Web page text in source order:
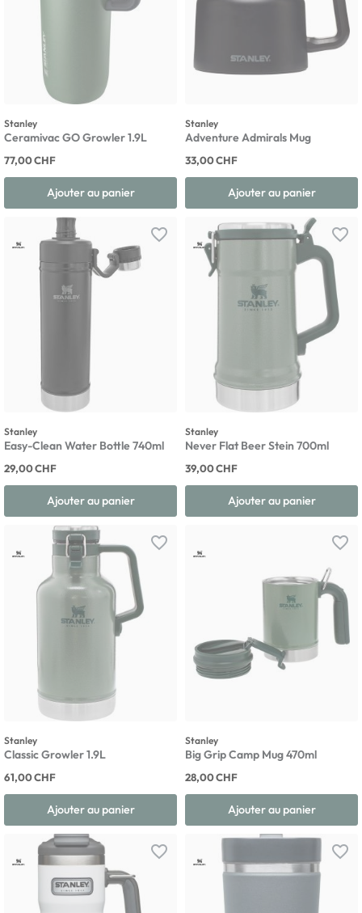
Stanley
Ceramivac GO Growler 1.9L
77,00 CHF
Ajouter au panier
Stanley
Adventure Admirals Mug
33,00 CHF
Ajouter au panier
favorite_border
Stanley
Easy-Clean Water Bottle 740ml
29,00 CHF
Ajouter au panier
favorite_border
Stanley
Never Flat Beer Stein 700ml
39,00 CHF
Ajouter au panier
favorite_border
Stanley
Classic Growler 1.9L
61,00 CHF
Ajouter au panier
favorite_border
Stanley
Big Grip Camp Mug 470ml
28,00 CHF
Ajouter au panier
favorite_border favorite_border